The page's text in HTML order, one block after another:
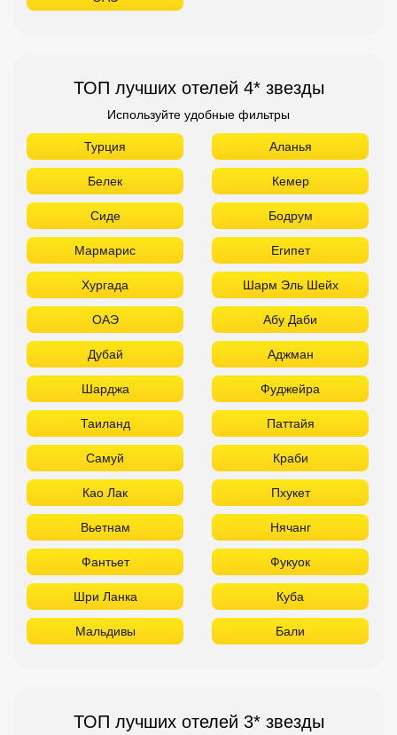
ТОП лучших отелей 4* звезды
Используйте удобные фильтры
Турция Аланья
Белек Кемер
Сиде Бодрум
Мармарис Египет
Хургада Шарм Эль Шейх
ОАЭ Абу Даби
Дубай Аджман
Шарджа Фуджейра
Таиланд Паттайя
Самуй Краби
Као Лак Пхукет
Вьетнам Нячанг
Фантьет Фукуок
Шри Ланка Куба
Мальдивы Бали
ТОП лучших отелей 3* звезды